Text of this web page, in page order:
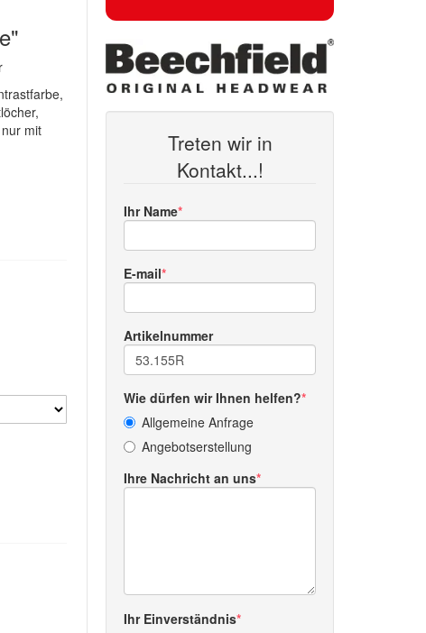
mit
Treten wir in
Kontakt...!
Ihr Name
E-mail
Artikelnummer
Wie dürfen wir Ihnen helfen?
Allgemeine Anfrage
Angebotserstellung
Ihre Nachricht an uns
Ihr Einverständnis